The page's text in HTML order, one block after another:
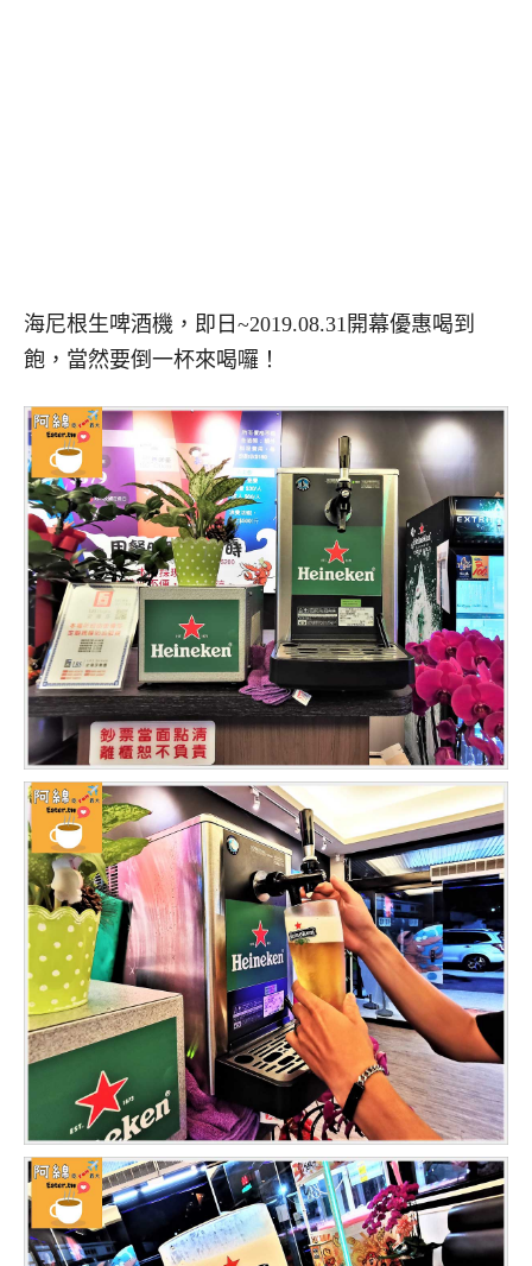
海尼根生啤酒機，即日~2019.08.31開幕優惠喝到
飽，當然要倒一杯來喝囉！